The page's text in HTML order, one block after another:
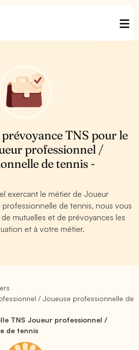
TNS pour le
professionnel /
de tennis -
exercant le métier de Joueur
de tennis, nous vous
mutuelles et de prévoyances les
et à votre métier.
/ Joueuse professionnelle de
TNS Joueur professionnel /
de tennis